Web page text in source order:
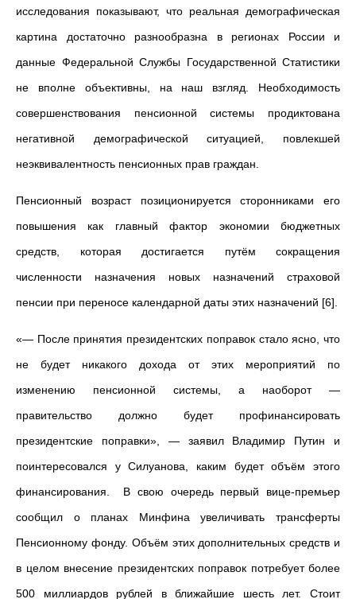
исследования показывают, что реальная демографическая
картина достаточно разнообразна в регионах России и
данные Федеральной Службы Государственной Статистики
не вполне объективны, на наш взгляд. Необходимость
совершенствования пенсионной системы продиктована
негативной демографической ситуацией, повлекшей
неэквивалентность пенсионных прав граждан.
Пенсионный возраст позиционируется сторонниками его
повышения как главный фактор экономии бюджетных
средств, которая достигается путём сокращения
численности назначения новых назначений страховой
пенсии при переносе календарной даты этих назначений [6].
«— После принятия президентских поправок стало ясно, что
не будет никакого дохода от этих мероприятий по
изменению пенсионной системы, а наоборот —
правительство должно будет профинансировать
президентские поправки», — заявил Владимир Путин и
поинтересовался у Силуанова, каким будет объём этого
финансирования. В свою очередь первый вице-премьер
сообщил о планах Минфина увеличивать трансферты
Пенсионному фонду. Объём этих дополнительных средств и
в целом внесение президентских поправок потребует более
500 миллиардов рублей в ближайшие шесть лет. Стоит